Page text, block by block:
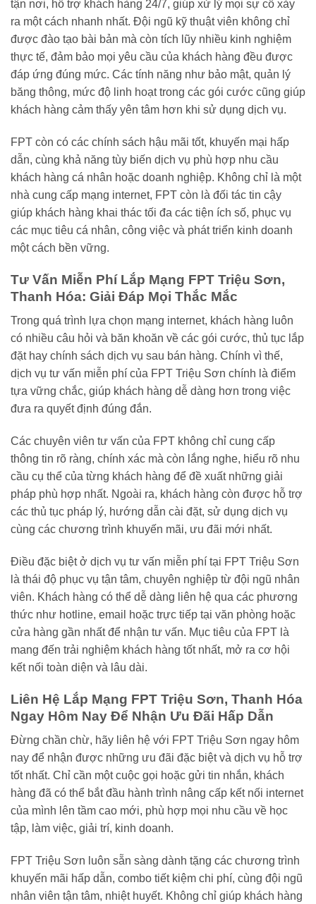
tận nơi, hỗ trợ khách hàng 24/7, giúp xử lý mọi sự cố xảy
ra một cách nhanh nhất. Đội ngũ kỹ thuật viên không chỉ
được đào tạo bài bản mà còn tích lũy nhiều kinh nghiệm
thực tế, đảm bảo mọi yêu cầu của khách hàng đều được
đáp ứng đúng mức. Các tính năng như bảo mật, quản lý
băng thông, mức độ linh hoạt trong các gói cước cũng giúp
khách hàng cảm thấy yên tâm hơn khi sử dụng dịch vụ.
FPT còn có các chính sách hậu mãi tốt, khuyến mại hấp
dẫn, cùng khả năng tùy biến dịch vụ phù hợp nhu cầu
khách hàng cá nhân hoặc doanh nghiệp. Không chỉ là một
nhà cung cấp mạng internet, FPT còn là đối tác tin cậy
giúp khách hàng khai thác tối đa các tiện ích số, phục vụ
các mục tiêu cá nhân, công việc và phát triển kinh doanh
một cách bền vững.
Tư Vấn Miễn Phí Lắp Mạng FPT Triệu Sơn,
Thanh Hóa: Giải Đáp Mọi Thắc Mắc
Trong quá trình lựa chọn mạng internet, khách hàng luôn
có nhiều câu hỏi và băn khoăn về các gói cước, thủ tục lắp
đặt hay chính sách dịch vụ sau bán hàng. Chính vì thế,
dịch vụ tư vấn miễn phí của FPT Triệu Sơn chính là điểm
tựa vững chắc, giúp khách hàng dễ dàng hơn trong việc
đưa ra quyết định đúng đắn.
Các chuyên viên tư vấn của FPT không chỉ cung cấp
thông tin rõ ràng, chính xác mà còn lắng nghe, hiểu rõ nhu
cầu cụ thể của từng khách hàng để đề xuất những giải
pháp phù hợp nhất. Ngoài ra, khách hàng còn được hỗ trợ
các thủ tục pháp lý, hướng dẫn cài đặt, sử dụng dịch vụ
cùng các chương trình khuyến mãi, ưu đãi mới nhất.
Điều đặc biệt ở dịch vụ tư vấn miễn phí tại FPT Triệu Sơn
là thái độ phục vụ tận tâm, chuyên nghiệp từ đội ngũ nhân
viên. Khách hàng có thể dễ dàng liên hệ qua các phương
thức như hotline, email hoặc trực tiếp tại văn phòng hoặc
cửa hàng gần nhất để nhận tư vấn. Mục tiêu của FPT là
mang đến trải nghiệm khách hàng tốt nhất, mở ra cơ hội
kết nối toàn diện và lâu dài.
Liên Hệ Lắp Mạng FPT Triệu Sơn, Thanh Hóa
Ngay Hôm Nay Để Nhận Ưu Đãi Hấp Dẫn
Đừng chần chừ, hãy liên hệ với FPT Triệu Sơn ngay hôm
nay để nhận được những ưu đãi đặc biệt và dịch vụ hỗ trợ
tốt nhất. Chỉ cần một cuộc gọi hoặc gửi tin nhắn, khách
hàng đã có thể bắt đầu hành trình nâng cấp kết nối internet
của mình lên tầm cao mới, phù hợp mọi nhu cầu về học
tập, làm việc, giải trí, kinh doanh.
FPT Triệu Sơn luôn sẵn sàng dành tặng các chương trình
khuyến mãi hấp dẫn, combo tiết kiệm chi phí, cùng đội ngũ
nhân viên tận tâm, nhiệt huyết. Không chỉ giúp khách hàng